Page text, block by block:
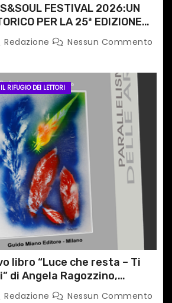
FESTIVAL 2026:UN
PER LA 25ª EDIZIONE
UNESCO
Redazione Nessun Commento
IL RIFUGIO DEI LETTORI
libro “Luce che resta – Ti
di Angela Ragozzino,
di Capua
Redazione Nessun Commento